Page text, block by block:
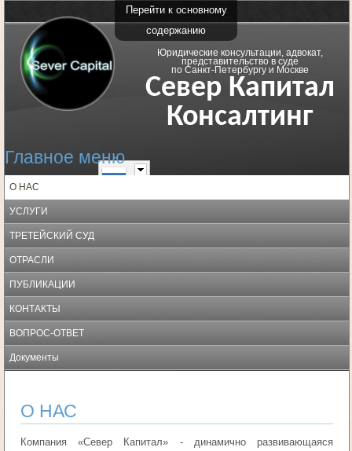
Перейти к основному
содержанию
Юридические консультации, адвокат,
представительство в суде
по Санкт-Петербургу и Москве
Север Капитал
Консалтинг
Главное меню
О НАС
УСЛУГИ
ТРЕТЕЙСКИЙ СУД
ОТРАСЛИ
ПУБЛИКАЦИИ
КОНТАКТЫ
ВОПРОС-ОТВЕТ
Документы
О НАС
Компания «Север Капитал» - динамично развивающаяся